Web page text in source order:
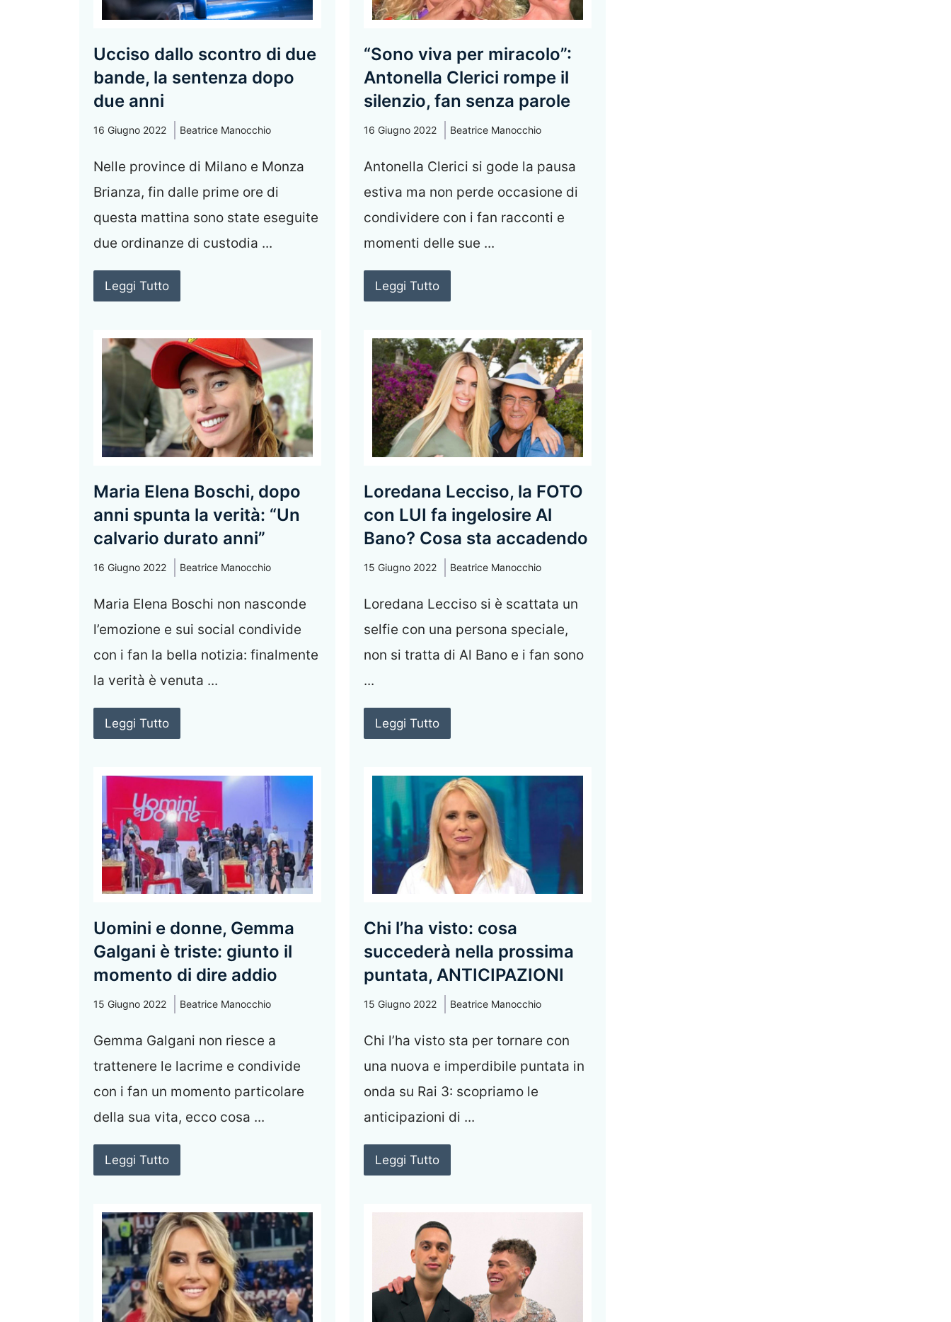
Ucciso dallo scontro di due
bande, la sentenza dopo
due anni
16 Giugno 2022 Beatrice Manocchio
Nelle province di Milano e Monza
Brianza, fin dalle prime ore di
questa mattina sono state eseguite
due ordinanze di custodia ...
Leggi Tutto
“Sono viva per miracolo”:
Antonella Clerici rompe il
silenzio, fan senza parole
16 Giugno 2022 Beatrice Manocchio
Antonella Clerici si gode la pausa
estiva ma non perde occasione di
condividere con i fan racconti e
momenti delle sue ...
Leggi Tutto
Maria Elena Boschi, dopo
anni spunta la verità: “Un
calvario durato anni”
16 Giugno 2022 Beatrice Manocchio
Maria Elena Boschi non nasconde
l’emozione e sui social condivide
con i fan la bella notizia: finalmente
la verità è venuta ...
Leggi Tutto
Loredana Lecciso, la FOTO
con LUI fa ingelosire Al
Bano? Cosa sta accadendo
15 Giugno 2022 Beatrice Manocchio
Loredana Lecciso si è scattata un
selfie con una persona speciale,
non si tratta di Al Bano e i fan sono
...
Leggi Tutto
Uomini e donne, Gemma
Galgani è triste: giunto il
momento di dire addio
15 Giugno 2022 Beatrice Manocchio
Gemma Galgani non riesce a
trattenere le lacrime e condivide
con i fan un momento particolare
della sua vita, ecco cosa ...
Leggi Tutto
Chi l’ha visto: cosa
succederà nella prossima
puntata, ANTICIPAZIONI
15 Giugno 2022 Beatrice Manocchio
Chi l’ha visto sta per tornare con
una nuova e imperdibile puntata in
onda su Rai 3: scopriamo le
anticipazioni di ...
Leggi Tutto